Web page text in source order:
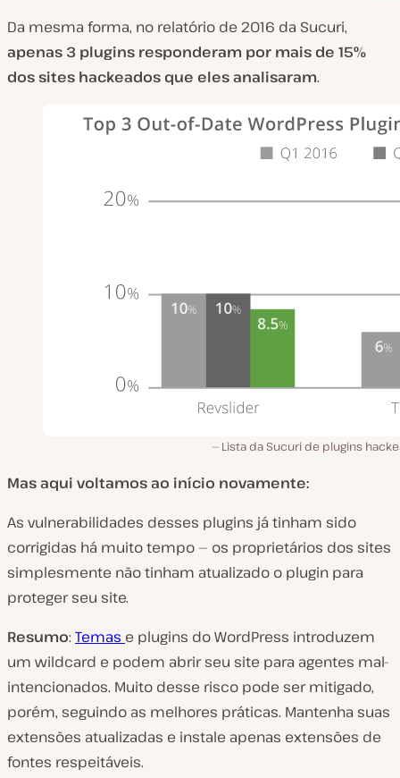
Da mesma forma, no relatório de 2016 da Sucuri,
apenas 3 plugins responderam por mais de 15%
dos sites hackeados que eles analisaram.
Lista da Sucuri de plugins
Mas aqui voltamos ao início novamente:
As vulnerabilidades desses plugins já tinham sido
corrigidas há muito tempo — os proprietários dos sites
simplesmente não tinham atualizado o plugin para
proteger seu site.
Resumo: Temas e plugins do WordPress introduzem
um wildcard e podem abrir seu site para agentes mal-
intencionados. Muito desse risco pode ser mitigado,
porém, seguindo as melhores práticas. Mantenha suas
extensões atualizadas e instale apenas extensões de
fontes respeitáveis.